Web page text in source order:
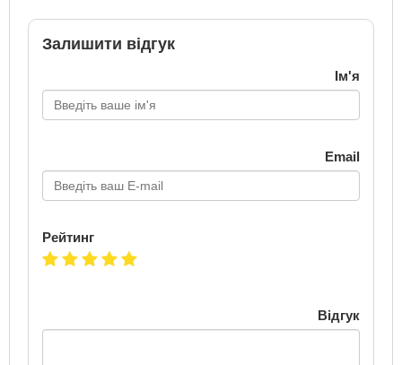
Залишити відгук
Ім'я
Email
Рейтинг
Відгук